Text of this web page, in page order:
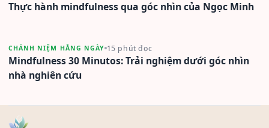
Thực hành mindfulness qua góc nhìn của Ngọc Minh
CHÁNH NIỆM HẰNG NGÀY 15 phút đọc
Mindfulness 30 Minutos: Trải nghiệm dưới góc nhìn
nhà nghiên cứu